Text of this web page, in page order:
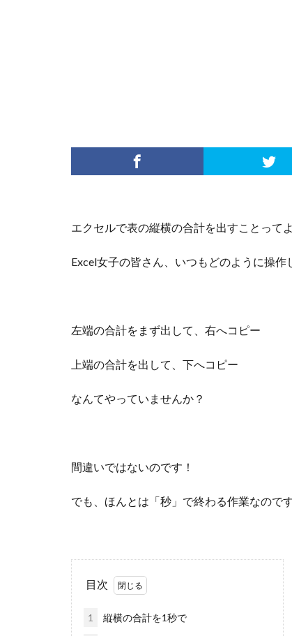
エクセルで表の縦横の合計を出すことって
Excel女子の皆さん、いつもどのように操作
左端の合計をまず出して、右へコピー
上端の合計を出して、下へコピー
なんてやっていませんか？
間違いではないのです！
でも、ほんとは「秒」で終わる作業なのです
目次
1 縦横の合計を1秒で